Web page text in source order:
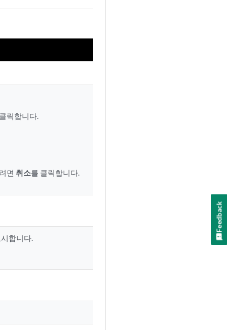
릭합니다.
면 취소를 클릭합니다.
합니다.
Feedback